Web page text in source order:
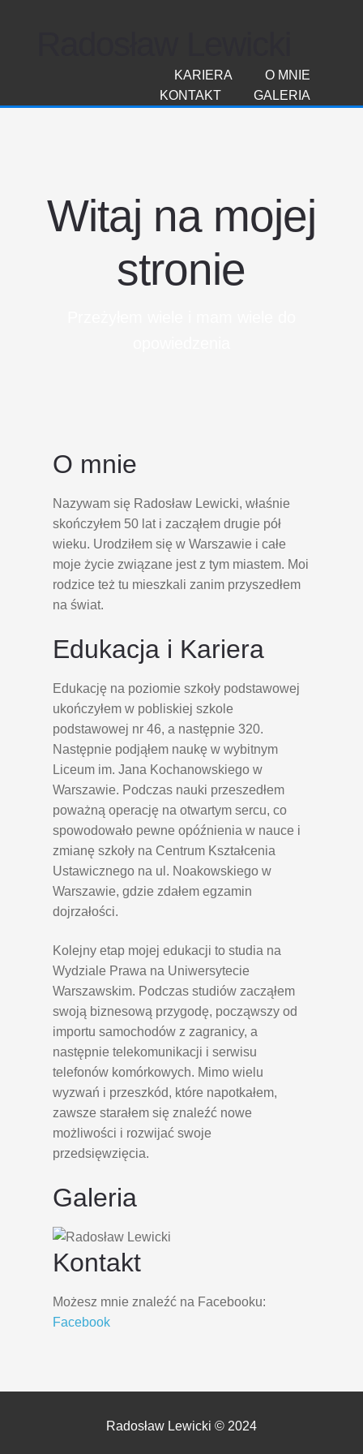
O MNIE
KARIERA
GALERIA
KONTAKT
Witaj na mojej
stronie
O mnie
Nazywam się Radosław Lewicki, właśnie
skończyłem 50 lat i zacząłem drugie pół
wieku. Urodziłem się w Warszawie i całe
moje życie związane jest z tym miastem. Moi
rodzice też tu mieszkali zanim przyszedłem
na świat.
Edukacja i Kariera
Edukację na poziomie szkoły podstawowej
ukończyłem w pobliskiej szkole
podstawowej nr 46, a następnie 320.
Następnie podjąłem naukę w wybitnym
Liceum im. Jana Kochanowskiego w
Warszawie. Podczas nauki przeszedłem
poważną operację na otwartym sercu, co
spowodowało pewne opóźnienia w nauce i
zmianę szkoły na Centrum Kształcenia
Ustawicznego na ul. Noakowskiego w
Warszawie, gdzie zdałem egzamin
dojrzałości.
Kolejny etap mojej edukacji to studia na
Wydziale Prawa na Uniwersytecie
Warszawskim. Podczas studiów zacząłem
swoją biznesową przygodę, począwszy od
importu samochodów z zagranicy, a
następnie telekomunikacji i serwisu
telefonów komórkowych. Mimo wielu
wyzwań i przeszkód, które napotkałem,
zawsze starałem się znaleźć nowe
możliwości i rozwijać swoje
przedsięwzięcia.
Galeria
Kontakt
Możesz mnie znaleźć na Facebooku:
Facebook
Radosław Lewicki © 2024